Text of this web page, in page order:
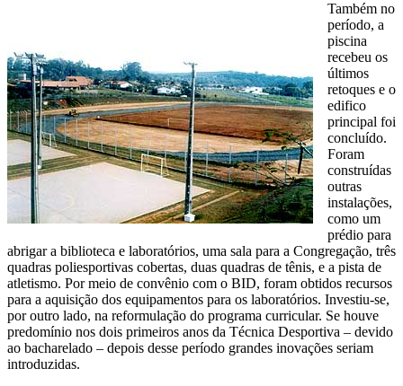
Também no
período, a
piscina
recebeu os
últimos
retoques e o
edifico
principal foi
concluído.
Foram
construídas
outras
instalações,
como um
prédio para
abrigar a biblioteca e laboratórios, uma sala para a Congregação, três
quadras poliesportivas cobertas, duas quadras de tênis, e a pista de
atletismo. Por meio de convênio com o BID, foram obtidos recursos
para a aquisição dos equipamentos para os laboratórios. Investiu-se,
por outro lado, na reformulação do programa curricular. Se houve
predomínio nos dois primeiros anos da Técnica Desportiva – devido
ao bacharelado – depois desse período grandes inovações seriam
introduzidas.